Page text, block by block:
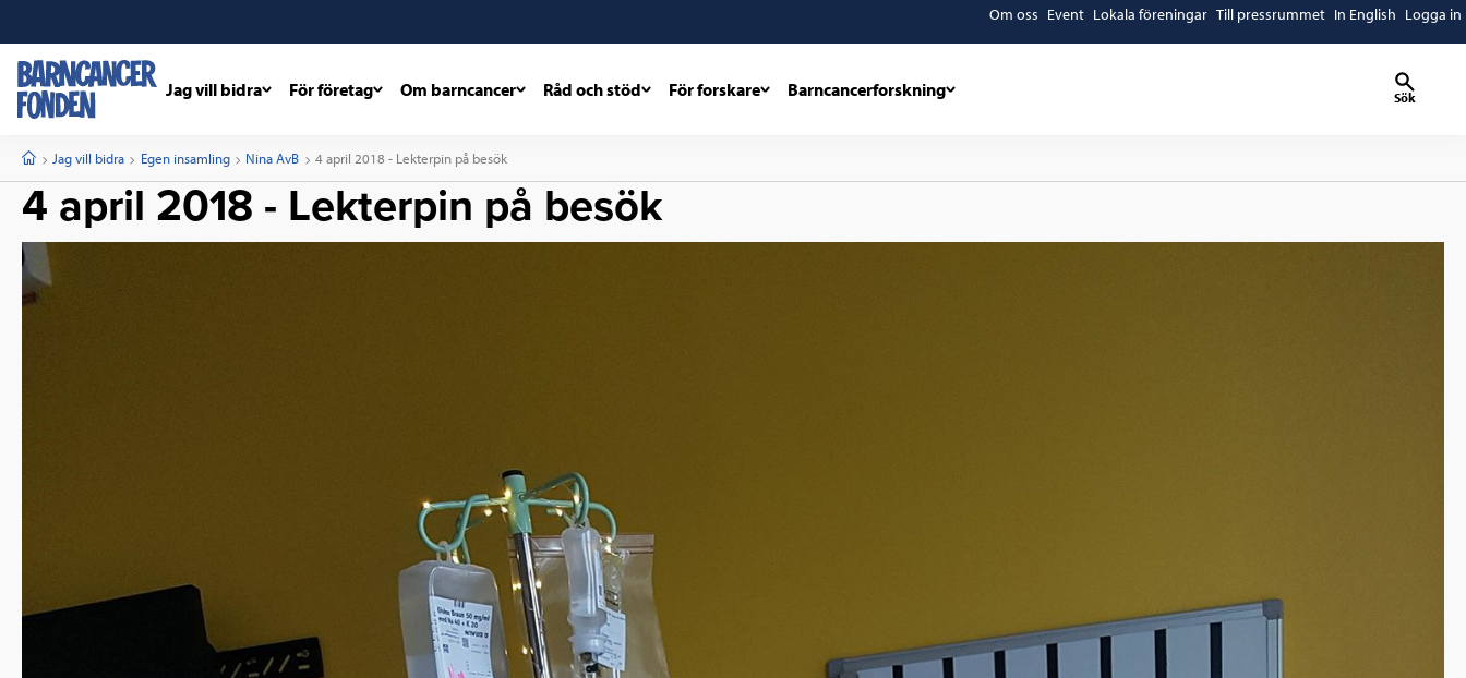
Om oss Event Lokala föreningar Till pressrummet In English Logga in
Jag vill bidra För företag Om barncancer Råd och stöd För forskare Barncancerforskning Sök
StartJag vill bidra Egen insamling Nina AvB Current:
4 april 2018 - Lekterpin på besök
4 april 2018 - Lekterpin på besök